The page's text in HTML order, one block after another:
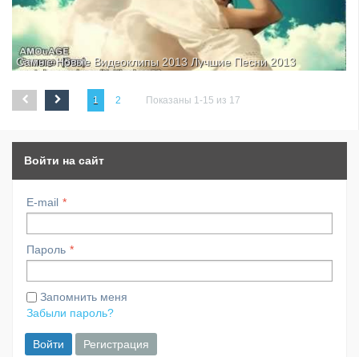
Самые Новые Видеоклипы 2013 Лучшие Песни 2013
1 2 Показаны 1-15 из 17
Войти на сайт
E-mail
Пароль
Запомнить меня
Забыли пароль?
Войти Регистрация